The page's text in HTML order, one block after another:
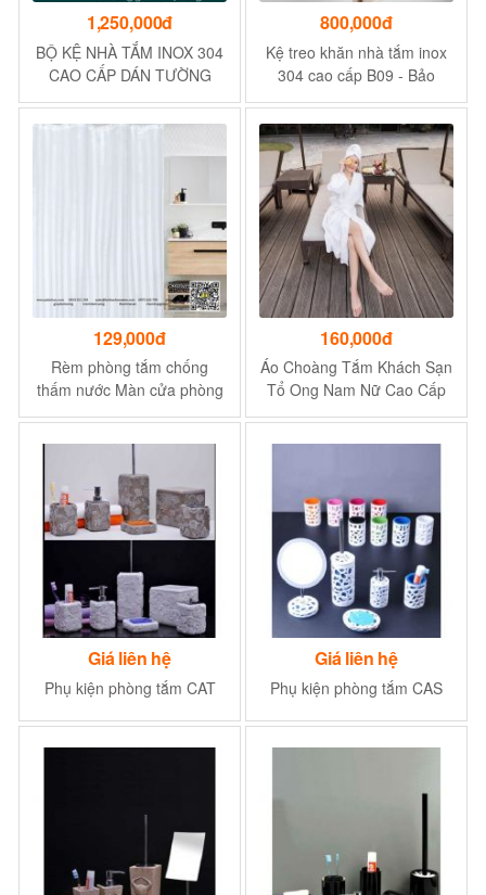
1,250,000đ
BỘ KỆ NHÀ TẮM INOX 304
CAO CẤP DÁN TƯỜNG
KGTN 011KNT007
800,000đ
Kệ treo khăn nhà tắm inox
304 cao cấp B09 - Bảo
hành 5 năm rỉ sét
129,000đ
Rèm phòng tắm chống
thấm nước Màn cửa phòng
tắm Phụ kiện nhà tắm
160,000đ
Áo Choàng Tắm Khách Sạn
Tổ Ong Nam Nữ Cao Cấp
Giá liên hệ
Phụ kiện phòng tắm CAT
Giá liên hệ
Phụ kiện phòng tắm CAS